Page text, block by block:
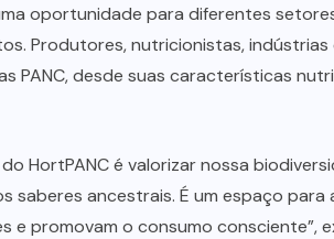
oportunidade para diferentes
Produtores, nutricionistas,
PANC, desde suas características
HortPANC é valorizar nossa
saberes ancestrais. É um espaço
e promovam o consumo consciente”,